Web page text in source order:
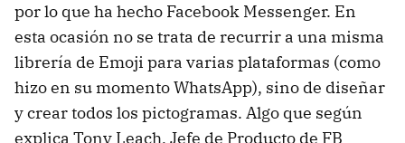
por lo que ha hecho Facebook Messenger. En
esta ocasión no se trata de recurrir a una misma
librería de Emoji para varias plataformas (como
hizo en su momento WhatsApp), sino de diseñar
y crear todos los pictogramas. Algo que según
explica Tony Leach, Jefe de Producto de FB